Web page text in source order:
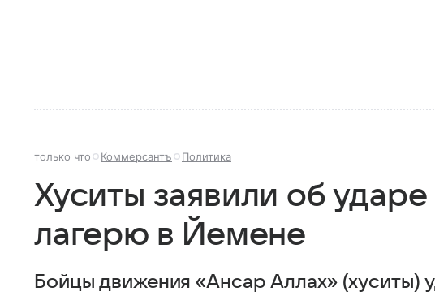
только что Коммерсантъ Политика
Хуситы заявили об
лагерю в Йемене
Бойцы движения «Ансар Аллах» (хуситы)